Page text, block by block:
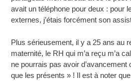
avait un téléphone pour deux : pour
externes, j’étais forcément son
Plus sérieusement, il y a 25 ans au
maternité, le RH qui m’a reçu m’a
ne pourrais pas avoir
que les présents » ! Il est à noter